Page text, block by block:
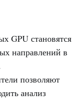
GPU становятся
направлений в
позволяют
анализ